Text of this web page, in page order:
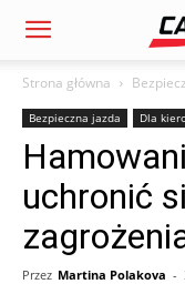
Strona główna
Bezpieczna jazda Dla
uchronić
Przez Martina Polakova -